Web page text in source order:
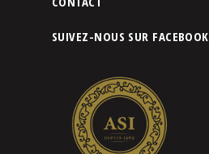
SUIVEZ-NOUS SUR FACEBOOK